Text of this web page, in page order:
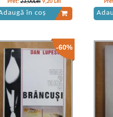
Pret: 23,00Lei 9,20 Lei
în coș
-60%